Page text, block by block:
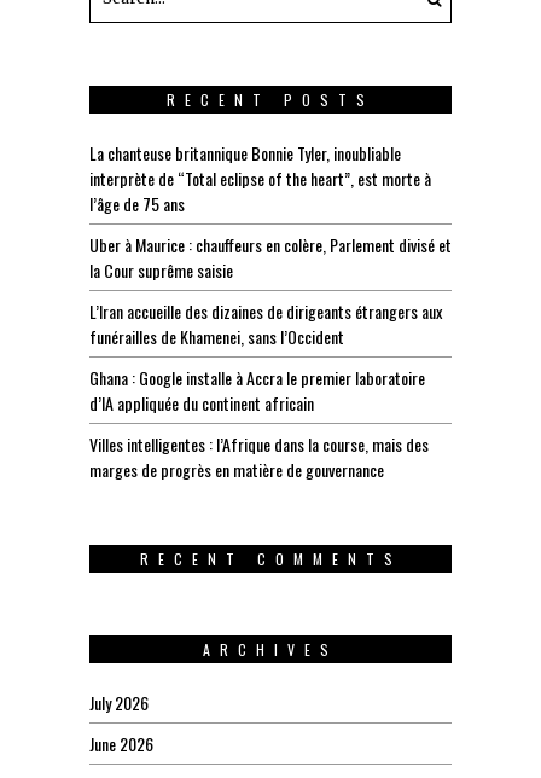
RECENT POSTS
La chanteuse britannique Bonnie Tyler, inoubliable
interprète de “Total eclipse of the heart”, est morte à
l’âge de 75 ans
Uber à Maurice : chauffeurs en colère, Parlement divisé et
la Cour suprême saisie
L’Iran accueille des dizaines de dirigeants étrangers aux
funérailles de Khamenei, sans l’Occident
Ghana : Google installe à Accra le premier laboratoire
d’IA appliquée du continent africain
Villes intelligentes : l’Afrique dans la course, mais des
marges de progrès en matière de gouvernance
RECENT COMMENTS
ARCHIVES
July 2026
June 2026